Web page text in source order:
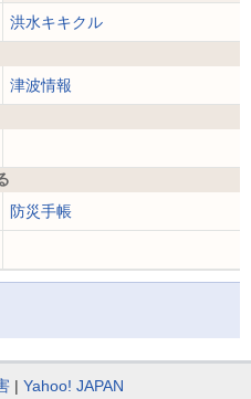
洪水キキクル
津波情報
防災手帳
Yahoo! JAPAN